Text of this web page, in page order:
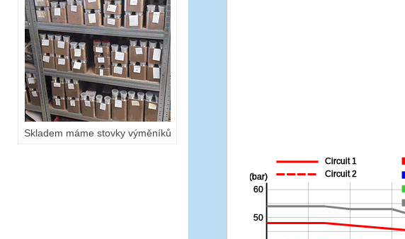
Skladem máme stovky výměníků